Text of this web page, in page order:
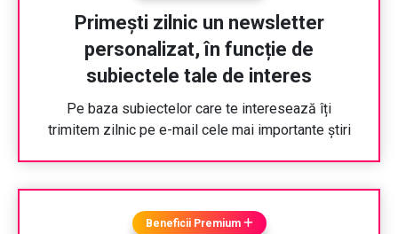
Primești zilnic un newsletter
personalizat, în funcție de
subiectele tale de interes
Pe baza subiectelor care te interesează îți
trimitem zilnic pe e-mail cele mai importante știri
Beneficii Premium